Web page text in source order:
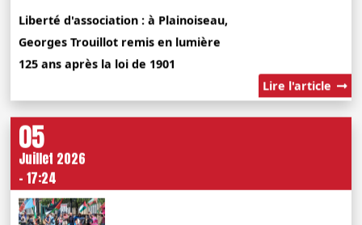
Liberté d'association : à Plainoiseau,
Georges Trouillot remis en lumière
125 ans après la loi de 1901
Lire l'article
05
Juillet 2026
- 17:24